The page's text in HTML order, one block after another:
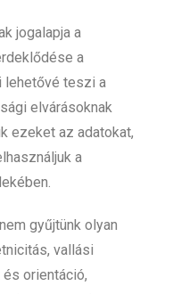
jogalapja a
a
lehetővé teszi a
elvárásoknak
ezeket az adatokat,
a
gyűjtünk olyan
vallási
orientáció,